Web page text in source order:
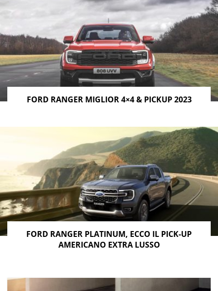
trainare carichi pesanti fino a 3.500 kg.
CAPACITÀ DI CARICO
Il vano di carico del Ford Ranger prevede il divisorio
modulare e il sistema di ancoraggio intelligente per
fissare al meglio gli oggetti trasportati. Lacapacità di
carico supera i 1.200 kge, come anticipato, la capacità
di traino raggiunge le3,5 tonnellatenella versione
FORD RANGER, LE DIMENSIONI
americanoFord Rangerè sbarcato in Italia,
ma le dimensioni particolarmente abbondanti (5,36
metri di lunghezza, 1,86 di larghezza e 1,82 di altezza)
non ne fanno un veicolo adatto per tutte le strade del
Vecchio Continente: in città e nei piccoli paesi, dove le
vie sono strette, non è proprio a suo agio. Nel mondo,
invece, il Ford Ranger è uno dei pick-up più apprezzati e
FORD RANGER MIGLIOR 4×4 & PICKUP 2023
FORD RANGER PLATINUM, ECCO IL PICK-UP
AMERICANO EXTRA LUSSO